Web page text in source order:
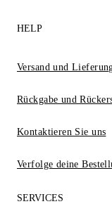
HELP
Versand und
Rückgabe und
Kontaktieren Sie uns
Verfolge deine
SERVICES